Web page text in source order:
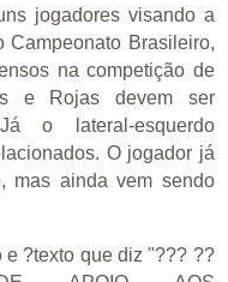
jogadores visando a
Campeonato Brasileiro,
na competição de
e Rojas devem ser
o lateral-esquerdo
O jogador já
mas ainda vem sendo